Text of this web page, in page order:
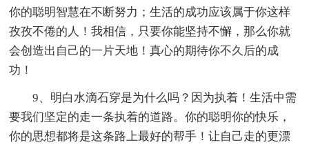
你的聪明智慧在不断努力；生活的成功应该属于你这样
孜孜不倦的人！我相信，只要你能坚持不懈，那么你就
会创造出自己的一片天地！真心的期待你不久后的成
功！
9、明白水滴石穿是为什么吗？因为执着！生活中需
要我们坚定的走一条执着的道路。你的聪明你的快乐，
你的思想都将是这条路上最好的帮手！让自己走的更漂